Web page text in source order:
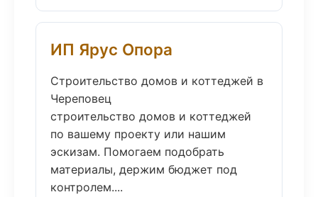
ИП Ярус Опора
Строительство домов и коттеджей в
Череповец
строительство домов и коттеджей
по вашему проекту или нашим
эскизам. Помогаем подобрать
материалы, держим бюджет под
контролем....